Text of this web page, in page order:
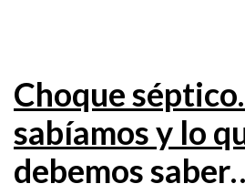
Choque
sabíamos y lo
debemos